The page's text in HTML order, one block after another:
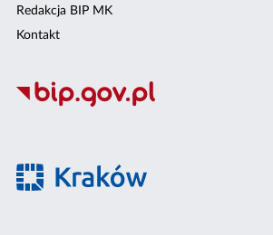
Redakcja BIP MK
Kontakt